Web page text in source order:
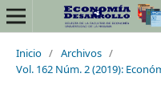
Inicio / Archivos /
Vol. 162 Núm. 2 (2019):